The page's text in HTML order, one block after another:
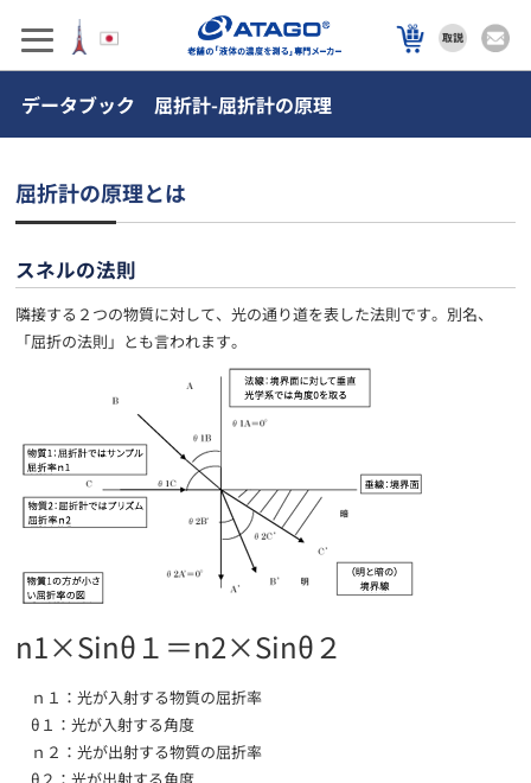
データブック 屈折計-屈折計の原理
屈折計の原理とは
スネルの法則
隣接する２つの物質に対して、光の通り道を表した法則です。別名、
「屈折の法則」とも言われます。
n1×Sinθ１＝n2×Sinθ２
ｎ１：光が入射する物質の屈折率
θ１：光が入射する角度
ｎ２：光が出射する物質の屈折率